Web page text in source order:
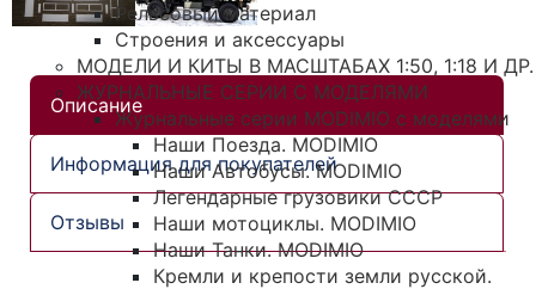
Рельсовый материал
Строения и аксессуары
МОДЕЛИ И КИТЫ В МАСШТАБАХ 1:50, 1:18 И ДР.
ЖУРНАЛЬНЫЕ СЕРИИ С МОДЕЛЯМИ
Журнальные серии MODIMIO с моделями
Наши Поезда. MODIMIO
Наши Автобусы. MODIMIO
Легендарные грузовики СССР
Наши мотоциклы. MODIMIO
Наши Танки. MODIMIO
Кремли и крепости земли русской.
Описание
Информация для покупателей
Отзывы